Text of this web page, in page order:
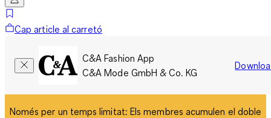
Cap article al carretó
C&A Fashion App
C&A Mode GmbH & Co. KG
Només per un temps limitat: Els membres acumulen el doble